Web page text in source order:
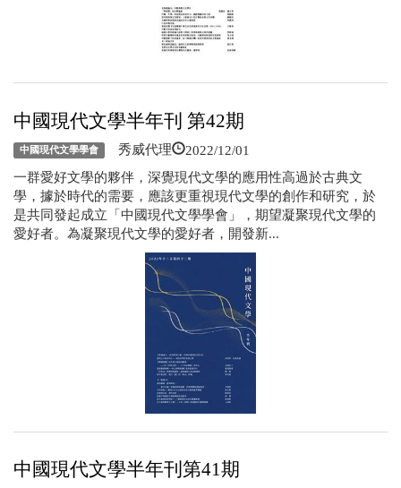
中國現代文學半年刊 第42期
中國現代文學學會 秀威代理 2022/12/01
一群愛好文學的夥伴，深覺現代文學的應用性高過於古典文
學，據於時代的需要，應該更重視現代文學的創作和研究，於
是共同發起成立「中國現代文學學會」，期望凝聚現代文學的
愛好者。為凝聚現代文學的愛好者，開發新...
中國現代文學半年刊第41期